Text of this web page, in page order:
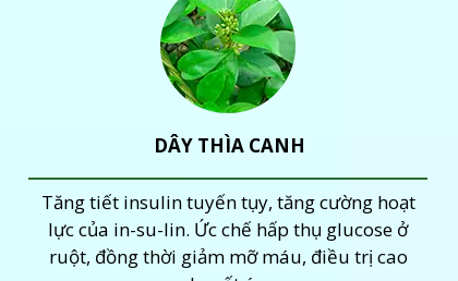
DÂY THÌA CANH
Tăng tiết insulin tuyến tụy, tăng cường hoạt
lực của in-su-lin. Ức chế hấp thụ glucose ở
ruột, đồng thời giảm mỡ máu, điều trị cao